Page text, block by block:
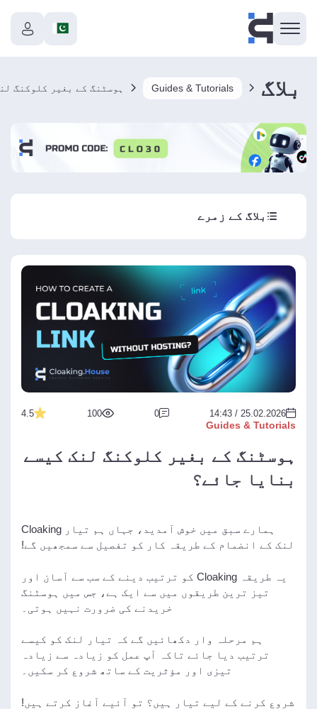
بلاگ Guides & Tutorials ہوسٹنگ کے بغیر کلوکنگ
بلاگ کے زمرے
Guides & Tutorials
25.02.2026 / 14:43
0
100
4.5
ہوسٹنگ کے بغیر کلوکنگ لنک کیسے
بنایا جائے؟
ہمارے سبق میں خوش آمدید، جہاں ہم تیار Cloaking
لنک کے انضمام کے طریقہ کار کو تفصیل سے سمجھیں گے!
یہ طریقہ Cloaking کو ترتیب دینے کے سب سے آسان اور
تیز ترین طریقوں میں سے ایک ہے، جس میں ہوسٹنگ
خریدنے کی ضرورت نہیں ہوتی۔
ہم مرحلہ وار دکھائیں گے کہ تیار لنک کو کیسے
ترتیب دیا جائے تاکہ آپ عمل کو زیادہ سے زیادہ
تیزی اور مؤثریت کے ساتھ شروع کر سکیں۔
شروع کرنے کے لیے تیار ہیں؟ تو آئیے آغاز کرتے ہیں!